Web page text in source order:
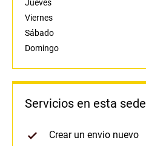
Jueves
Viernes
Sábado
Domingo
Servicios en esta sede
Crear un envio nuevo